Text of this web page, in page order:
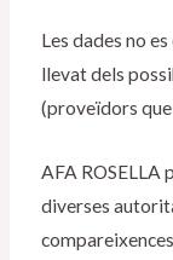
Les dades no
llevat dels
(proveïdors
AFA
diverses